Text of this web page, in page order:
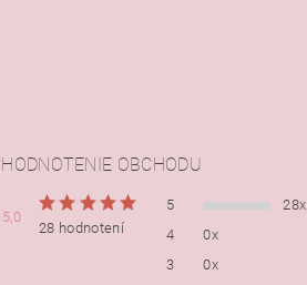
HODNOTENIE OBCHODU
5,0
28 hodnotení
5
28x
4
0x
3
0x